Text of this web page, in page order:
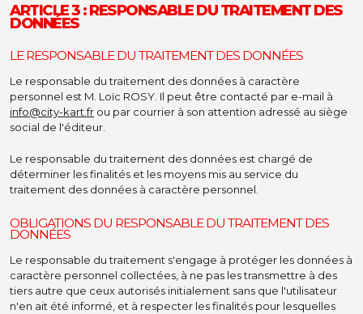
ARTICLE 3 : RESPONSABLE DU TRAITEMENT DES
DONNÉES
LE RESPONSABLE DU TRAITEMENT DES DONNÉES
Le responsable du traitement des données à caractère
personnel est M. Loïc ROSY. Il peut être contacté par e-mail à
info@city-kart.fr ou par courrier à son attention adressé au siège
social de l'éditeur.
Le responsable du traitement des données est chargé de
déterminer les finalités et les moyens mis au service du
traitement des données à caractère personnel.
OBLIGATIONS DU RESPONSABLE DU TRAITEMENT DES
DONNÉES
Le responsable du traitement s'engage à protéger les données à
caractère personnel collectées, à ne pas les transmettre à des
tiers autre que ceux autorisés initialement sans que l'utilisateur
n'en ait été informé, et à respecter les finalités pour lesquelles